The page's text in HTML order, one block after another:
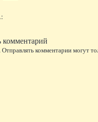
комментарий
комментарии могут